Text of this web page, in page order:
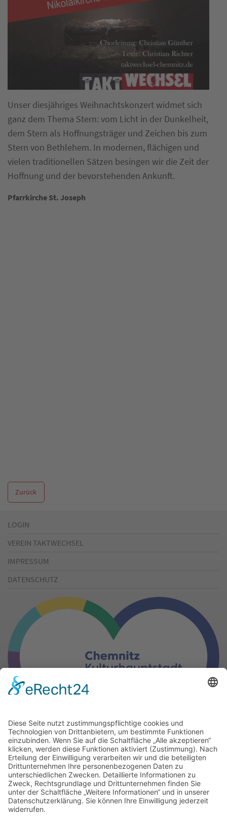
Unser diesjähriges Weihnachtskonzert widmet sich
ganz dem Thema Stern: vom Licht in der Dunkelheit,
dem Stern als Hoffnungsträger und Zeichen bis zum
Stern von Bethlehem. In modernen, flächigen und
vielen traditionellen Sätzen besingen wir die Zeit der
Hoffnung und der bevorstehenden Ankunft.
Karte überspringen
Pfarrkirche St. Joseph
Zurück
LOGIN
VEREIN TAKTWECHSEL
IMPRESSUM
DATENSCHUTZ
Gern können Sie unsere Arbeit
mit einer Spende unterstützen.